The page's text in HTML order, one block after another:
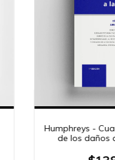
Humphreys -
de los daños